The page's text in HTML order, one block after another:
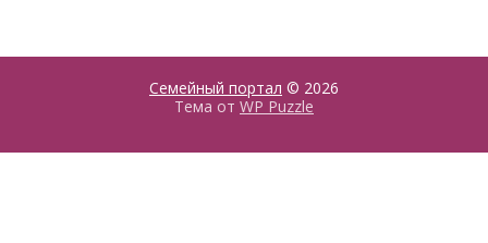
Семейный портал © 2026
Тема от WP Puzzle